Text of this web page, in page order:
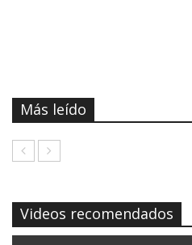
Más leído
Videos recomendados